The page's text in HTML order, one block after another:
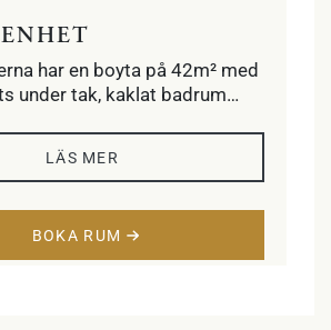
har en boyta på 42m² med
under tak, kaklat badrum
med två enkelsängar
och vardagsrum
kabel-tv, minibar och
sovloft med två enkelsängar.
LÄS MER
BOKA RUM